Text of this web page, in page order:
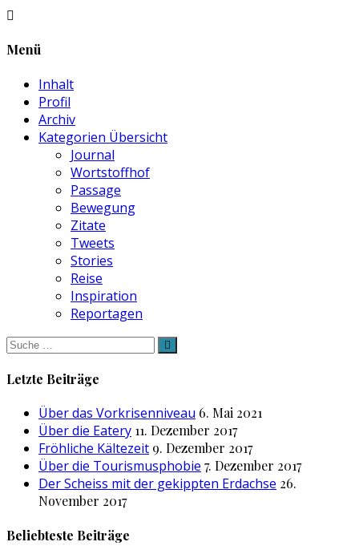
Menü
Inhalt
Profil
Archiv
Kategorien Übersicht
Journal
Wortstoffhof
Passage
Bewegung
Zitate
Tweets
Stories
Reise
Inspiration
Reportagen
Suche
nach:
Letzte Beiträge
Über das Vorkrisenniveau 6. Mai 2021
Über die Eatery 11. Dezember 2017
Fröhliche Kältezeit 9. Dezember 2017
Über die Tourismusphobie 7. Dezember 2017
Der Scheiss mit der gekippten Erdachse 26.
November 2017
Beliebteste Beiträge